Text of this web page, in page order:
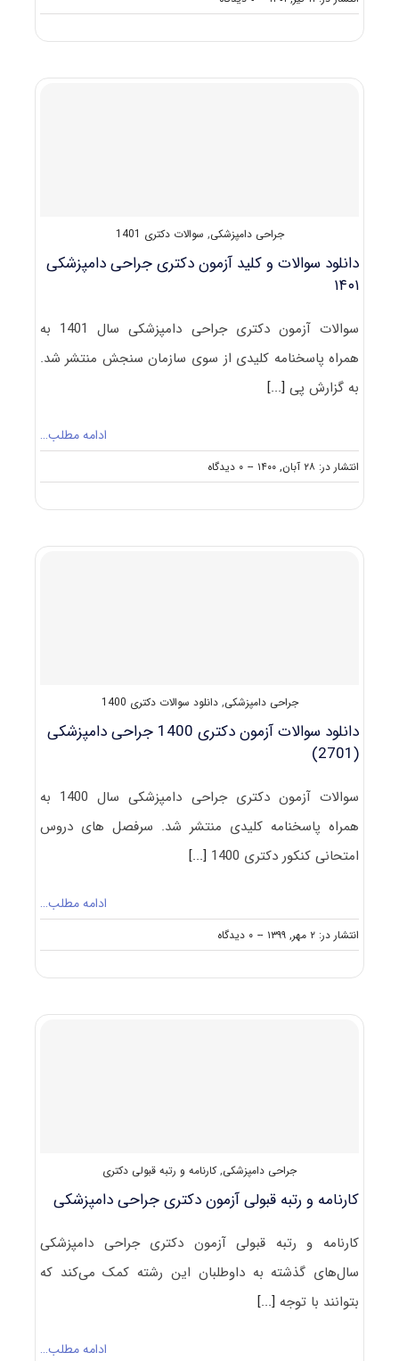
گرایش
داﻣﭙﺰشکی
جراحی دامپزشکی, سوالات دکتری 1401
دانلود سوالات و کلید آزمون دکتری جراحی دامپزشکی
۱۴۰۱
سوالات آزمون دکتری جراحی دامپزشکی سال 1401 به
همراه پاسخنامه کلیدی از سوی سازمان سنجش منتشر شد.
به گزارش پی[...]
ادامه مطلب…
انتشار در: ۲۸ آبان, ۱۴۰۰ -- ۰ دیدگاه
on
دانلود
آزمون
جراحی دامپزشکی,دانلود سوالات دکتری 1400
دانلود سوالات آزمون دکتری 1400 جراحی دامپزشکی
(2701)
سوالات آزمون دکتری جراحی دامپزشکی سال 1400 به
همراه پاسخنامه کلیدی منتشر شد. سرفصل های دروس
امتحانی کنکور دکتری 1400
[...]
ادامه مطلب…
انتشار در: ۲ مهر, ۱۳۹۹ -- ۰ دیدگاه
on
دانلود
۱۴۰۰
جراحی دامپزشکی,کارنامه و رتبه قبولی دکتری
کارنامه و رتبه قبولی آزمون دکتری ﺟﺮاحی داﻣﭙﺰشکی
کارنامه و رتبه قبولی آزمون دکتری ﺟﺮاحی داﻣﭙﺰشکی
سال‌های گذشته به داوطلبان این رشته کمک می‌کند که
بتوانند با توجه [...]
ادامه مطلب…